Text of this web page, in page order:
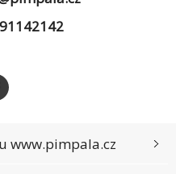
www.pimpala.cz